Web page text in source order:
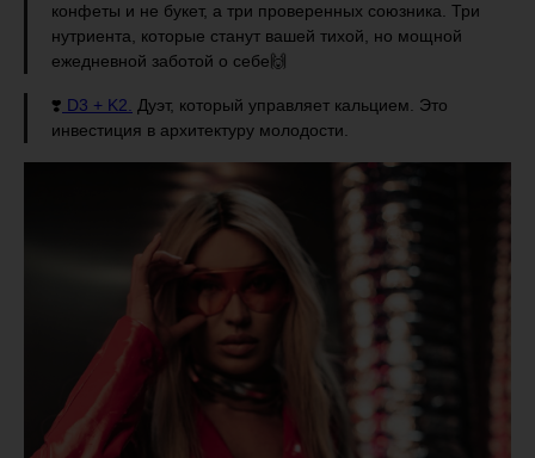
конфеты и не букет, а три проверенных союзника. Три
нутриента, которые станут вашей тихой, но мощной
ежедневной заботой о себе🙌
❣️ D3 + K2.
Дуэт, который управляет кальцием. Это
инвестиция в архитектуру молодости.